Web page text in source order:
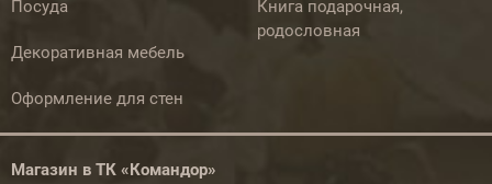
Посуда
Декоративная мебель
Оформление для стен
Книга подарочная,
родословная
Магазин в ТК «Командор»